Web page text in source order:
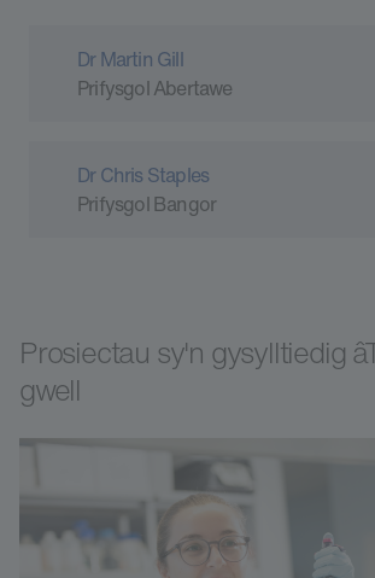
Dr Martin Gill
Prifysgol Abertawe
Dr Chris Staples
Prifysgol Bangor
Prosiectau sy'n gysylltiedig
gwell